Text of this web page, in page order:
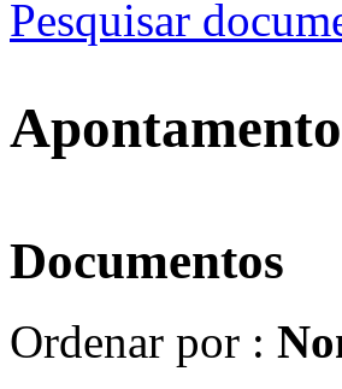
Pesquisar
Documentos
Ordenar por :